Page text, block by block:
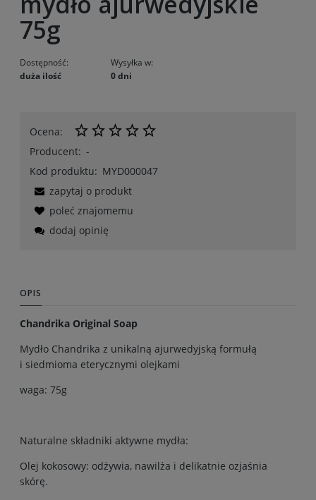
75g
Dostępność:
duża ilość
Wysyłka w:
0 dni
Ocena:
Producent: -
Kod produktu: MYD000047
zapytaj o produkt
poleć znajomemu
dodaj opinię
OPIS
Chandrika Original Soap
Mydło Chandrika z unikalną ajurwedyjską formułą
i siedmioma eterycznymi olejkami
waga: 75g
Naturalne składniki aktywne mydła:
Olej kokosowy: odżywia, nawilża i delikatnie ozjaśnia
skórę.